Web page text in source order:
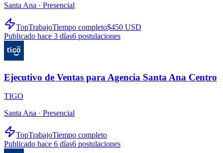
Santa Ana · Presencial
TopTrabajoTiempo completo$450 USD
Publicado hace 3 días6 postulaciones
Ejecutivo de Ventas para Agencia Santa Ana Centro
TIGO
Santa Ana · Presencial
TopTrabajoTiempo completo
Publicado hace 6 días6 postulaciones